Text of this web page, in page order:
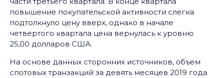
повышение покупательской активности слегка
подтолкнуло цену вверх, однако в начале
четвертого квартала цена вернулась к уровню
25,00 долларов США.
На основе данных сторонних источников, объем
спотовых транзакций за девять месяцев 2019 года